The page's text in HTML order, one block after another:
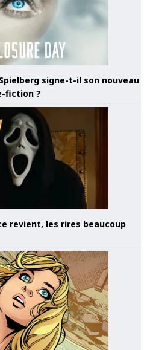
signe-t-il son nouveau
fiction ?
revient, les rires beaucoup